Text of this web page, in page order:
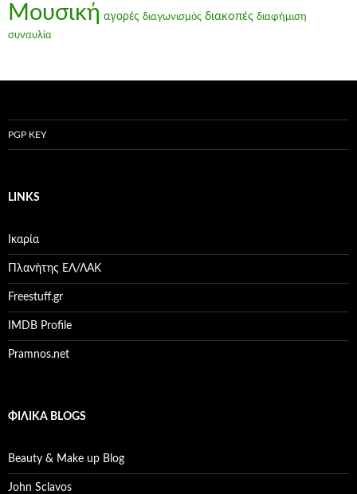
Μουσική αγορές διαγωνισμός διακοπές διαφήμιση
συναυλία
PGP KEY
LINKS
Ικαρία
Πλανήτης ΕΛ/ΛΑΚ
Freestuff.gr
IMDB Profile
Pramnos.net
ΦΙΛΙΚΆ BLOGS
Beauty & Make up Blog
John Sclavos